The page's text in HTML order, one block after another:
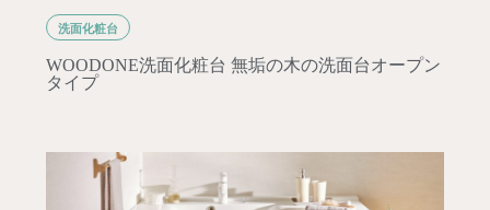
洗面化粧台
WOODONE洗面化粧台 無垢の木の洗面台オープン
タイプ